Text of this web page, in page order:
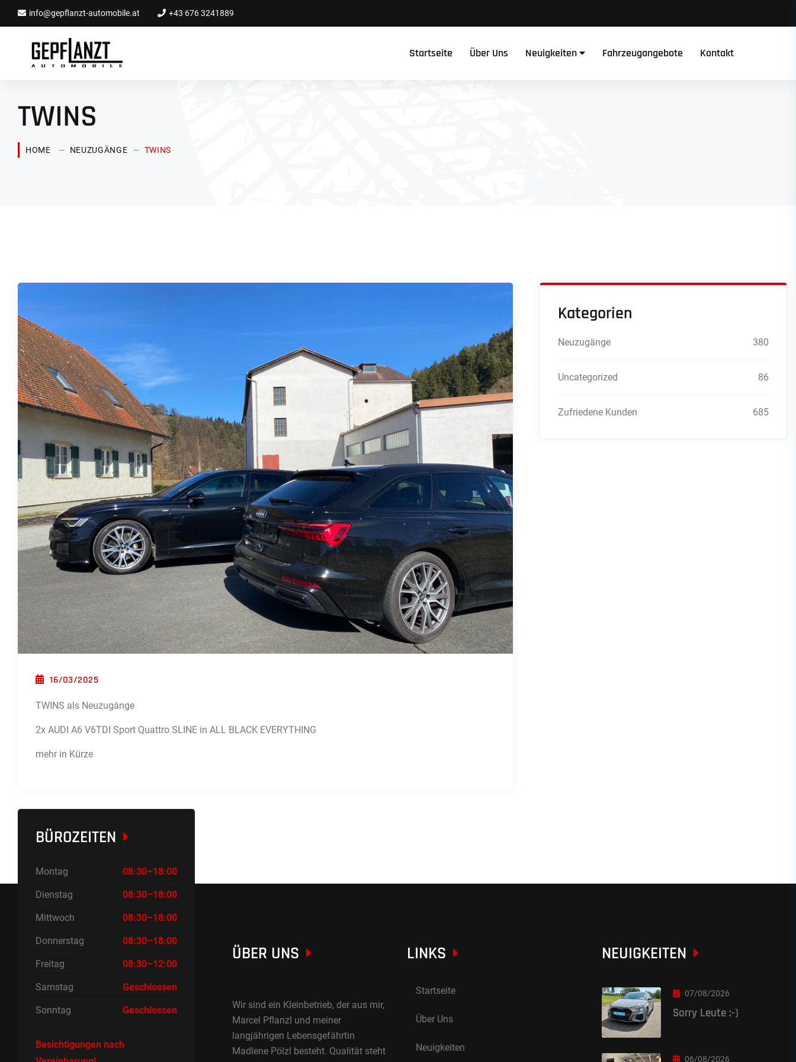
info@gepflanzt-automobile.at +43 676 3241889
Startseite Über Uns Neuigkeiten Fahrzeugangebote Kontakt
TWINS
HOME NEUZUGÄNGE TWINS
POSTED ON
16/03/2025
TWINS als Neuzugänge
2x AUDI A6 V6TDI Sport Quattro SLINE in ALL BLACK EVERYTHING
mehr in Kürze
Kategorien
Neuzugänge 380
Uncategorized 86
Zufriedene Kunden 685
BÜROZEITEN
Montag 08:30–18:00
Dienstag 08:30–18:00
Mittwoch 08:30–18:00
Donnerstag 08:30–18:00
Freitag 08:30–12:00
Samstag Geschlossen
Sonntag Geschlossen
Besichtigungen nach
ÜBER UNS
Wir sind ein Kleinbetrieb, der aus mir,
Marcel Pflanzl und meiner
langjährigen Lebensgefährtin
Madlene Pölzl besteht. Qualität steht
LINKS
Startseite
Über Uns
Neuigkeiten
NEUIGKEITEN
07/08/2026
Sorry Leute :-)
06/08/2026